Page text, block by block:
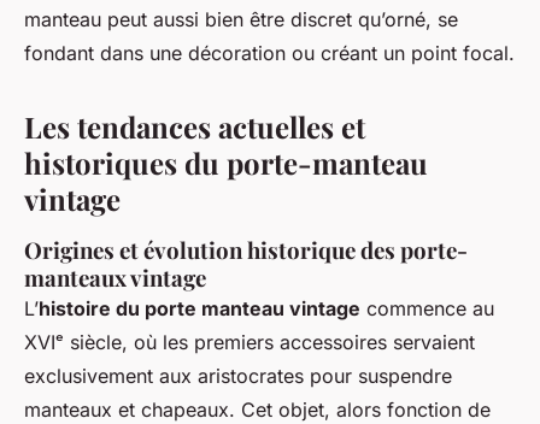
manteau peut aussi bien être discret qu’orné, se
fondant dans une décoration ou créant un point focal.
Les tendances actuelles et
historiques du porte-manteau
vintage
Origines et évolution historique des porte-
manteaux vintage
L’histoire du porte manteau vintage commence au
XVIᵉ siècle, où les premiers accessoires servaient
exclusivement aux aristocrates pour suspendre
manteaux et chapeaux. Cet objet, alors fonction de